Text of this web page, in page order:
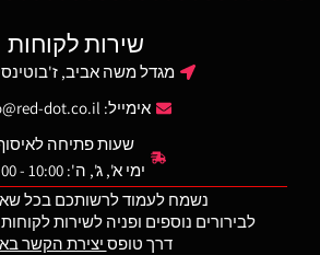
שירות לקוחות
מגדל משה אביב, ז'בוטינסקי 7
אימייל: dot.co.il
שעות פתיחה
ימי א', ג', ה': 10:00 - 14:00
נשמח לעמוד לרשותכם בכל
לבירורים נוספים ופניה לשירות
דרך טופס יצירת הקשר